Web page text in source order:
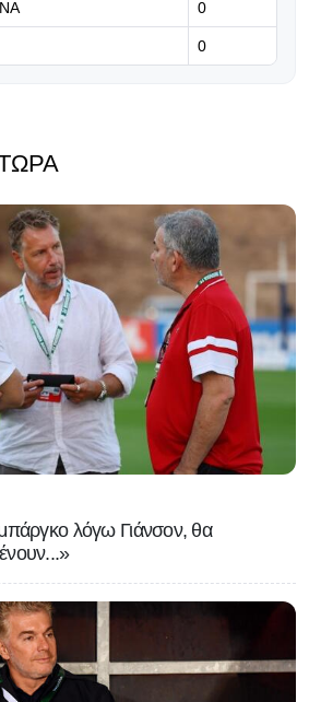
0
0
λόγω Γιάνσον, θα